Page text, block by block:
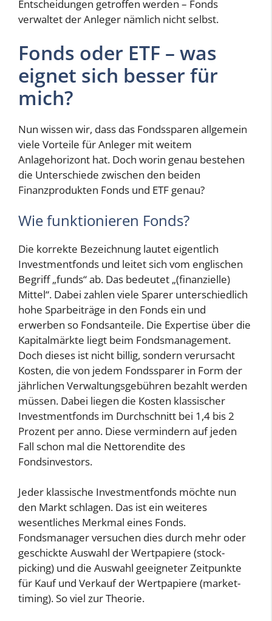
Entscheidungen getroffen werden – Fonds
verwaltet der Anleger nämlich nicht selbst.
Fonds oder ETF – was
eignet sich besser für
mich?
Nun wissen wir, dass das Fondssparen allgemein
viele Vorteile für Anleger mit weitem
Anlagehorizont hat. Doch worin genau bestehen
die Unterschiede zwischen den beiden
Finanzprodukten Fonds und ETF genau?
Wie funktionieren Fonds?
Die korrekte Bezeichnung lautet eigentlich
Investmentfonds und leitet sich vom englischen
Begriff „funds“ ab. Das bedeutet „(finanzielle)
Mittel“. Dabei zahlen viele Sparer unterschiedlich
hohe Sparbeiträge in den Fonds ein und
erwerben so Fondsanteile. Die Expertise über die
Kapitalmärkte liegt beim Fondsmanagement.
Doch dieses ist nicht billig, sondern verursacht
Kosten, die von jedem Fondssparer in Form der
jährlichen Verwaltungsgebühren bezahlt werden
müssen. Dabei liegen die Kosten klassischer
Investmentfonds im Durchschnitt bei 1,4 bis 2
Prozent per anno. Diese vermindern auf jeden
Fall schon mal die Nettorendite des
Fondsinvestors.
Jeder klassische Investmentfonds möchte nun
den Markt schlagen. Das ist ein weiteres
wesentliches Merkmal eines Fonds.
Fondsmanager versuchen dies durch mehr oder
geschickte Auswahl der Wertpapiere (stock-
picking) und die Auswahl geeigneter Zeitpunkte
für Kauf und Verkauf der Wertpapiere (market-
timing). So viel zur Theorie.